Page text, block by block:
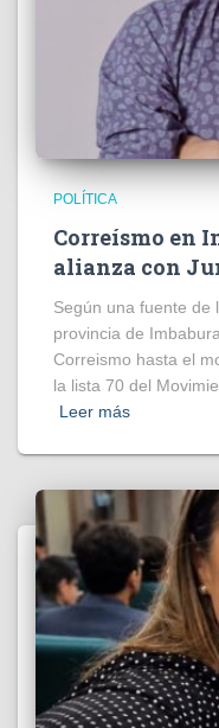
POLÍTICA
Correísmo en
alianza con
Según una fuente de
provincia de
Correismo hasta el
la lista 70 del
Leer más